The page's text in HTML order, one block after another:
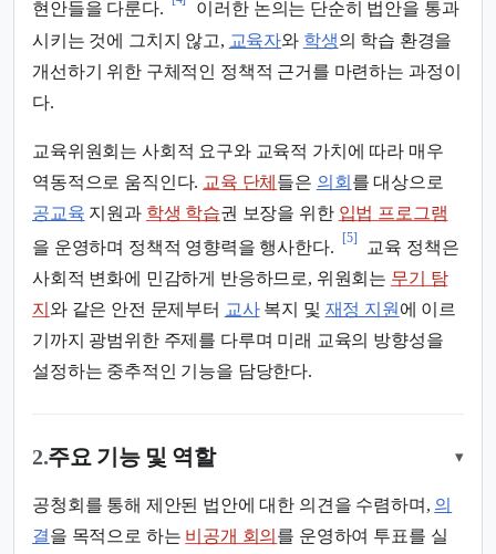
현안들을 다룬다.
이러한 논의는 단순히 법안을 통과
시키는 것에 그치지 않고, 교육자와 학생의 학습 환경을
개선하기 위한 구체적인 정책적 근거를 마련하는 과정이
다.
교육위원회는 사회적 요구와 교육적 가치에 따라 매우
역동적으로 움직인다. 교육 단체 들은 의회 를 대상으로
공교육 지원과 학생 학습권 보장을 위한 입법 프로그램
을 운영하며 정책적 영향력을 행사한다.
[5]
교육 정책은
사회적 변화에 민감하게 반응하므로, 위원회는 무기 탐
지 와 같은 안전 문제부터 교사복지 및 재정 지원 에 이르
기까지 광범위한 주제를 다루며 미래 교육의 방향성을
설정하는 중추적인 기능을 담당한다.
2.주요 기능 및 역할 ▾
공청회를 통해 제안된 법안에 대한 의견을 수렴하며, 의
결을 목적으로 하는 비공개 회의 를 운영하여 투표를 실